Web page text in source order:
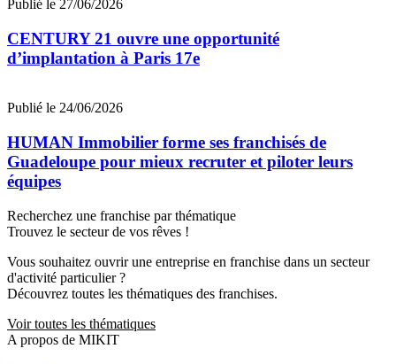
Publié le 27/06/2026
CENTURY 21 ouvre une opportunité
d’implantation à Paris 17e
Publié le 24/06/2026
HUMAN Immobilier forme ses franchisés de
Guadeloupe pour mieux recruter et piloter leurs
équipes
Recherchez une franchise par thématique
Trouvez le secteur de vos rêves !
Vous souhaitez ouvrir une entreprise en franchise dans un secteur
d'activité particulier ?
Découvrez toutes les thématiques des franchises.
Voir toutes les thématiques
A propos de MIKIT